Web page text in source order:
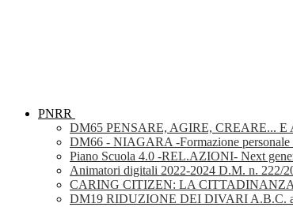
PNRR
DM65 PENSARE, AGIRE, CREARE... E
DM66 - NIAGARA -Formazione personale
Piano Scuola 4.0 -REL.AZIONI- Next
Animatori digitali 2022-2024 D.M. n. 222/
CARING CITIZEN: LA
DM19 RIDUZIONE DEI DIVARI A.B.C.